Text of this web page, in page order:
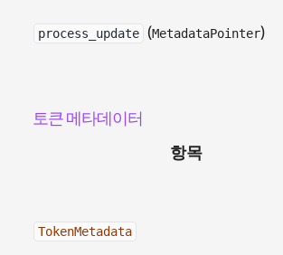
process_update (MetadataPointer)
토큰 메타데이터
항목
TokenMetadata